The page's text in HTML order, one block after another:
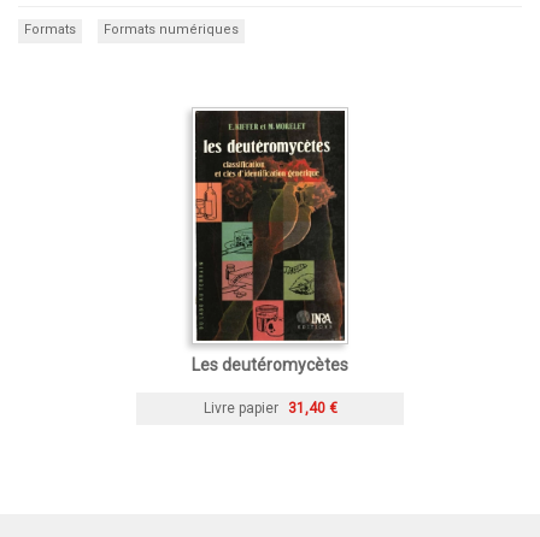
Formats Formats numériques
Les deutéromycètes
Livre papier 31,40 €